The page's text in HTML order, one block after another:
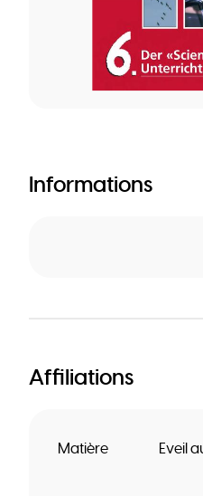
Informations
Affiliations
Matière
Eveil